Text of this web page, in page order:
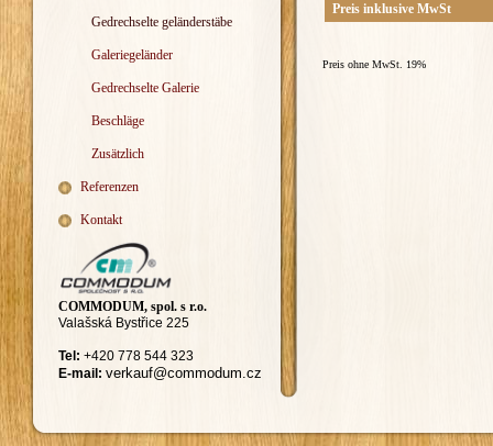
Gedrechselte geländerstäbe
Galeriegeländer
Gedrechselte Galerie
Beschläge
Zusätzlich
Referenzen
Kontakt
Preis inklusive MwSt
Preis ohne MwSt. 19%
COMMODUM, spol. s r.o.
Valašská Bystřice 225
Tel: +420 778 544 323
E-mail: verkauf@commodum.cz